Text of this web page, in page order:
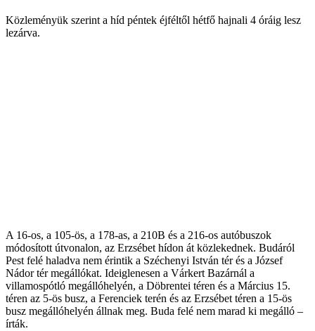
Közleményük szerint a híd péntek éjféltől hétfő hajnali 4 óráig lesz
lezárva.
A 16-os, a 105-ös, a 178-as, a 210B és a 216-os autóbuszok
módosított útvonalon, az Erzsébet hídon át közlekednek. Budáról
Pest felé haladva nem érintik a Széchenyi István tér és a József
Nádor tér megállókat. Ideiglenesen a Várkert Bazárnál a
villamospótló megállóhelyén, a Döbrentei téren és a Március 15.
téren az 5-ös busz, a Ferenciek terén és az Erzsébet téren a 15-ös
busz megállóhelyén állnak meg. Buda felé nem marad ki megálló –
írták.